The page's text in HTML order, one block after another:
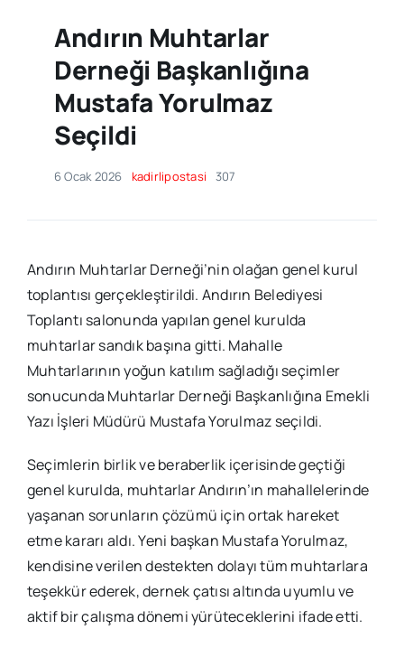
Andırın Muhtarlar
Derneği Başkanlığına
Mustafa Yorulmaz
Seçildi
6 Ocak 2026 kadirlipostasi 307
Andırın Muhtarlar Derneği’nin olağan genel kurul
toplantısı gerçekleştirildi. Andırın Belediyesi
Toplantı salonunda yapılan genel kurulda
muhtarlar sandık başına gitti. Mahalle
Muhtarlarının yoğun katılım sağladığı seçimler
sonucunda Muhtarlar Derneği Başkanlığına Emekli
Yazı İşleri Müdürü Mustafa Yorulmaz seçildi.
Seçimlerin birlik ve beraberlik içerisinde geçtiği
genel kurulda, muhtarlar Andırın’ın mahallelerinde
yaşanan sorunların çözümü için ortak hareket
etme kararı aldı. Yeni başkan Mustafa Yorulmaz,
kendisine verilen destekten dolayı tüm muhtarlara
teşekkür ederek, dernek çatısı altında uyumlu ve
aktif bir çalışma dönemi yürüteceklerini ifade etti.